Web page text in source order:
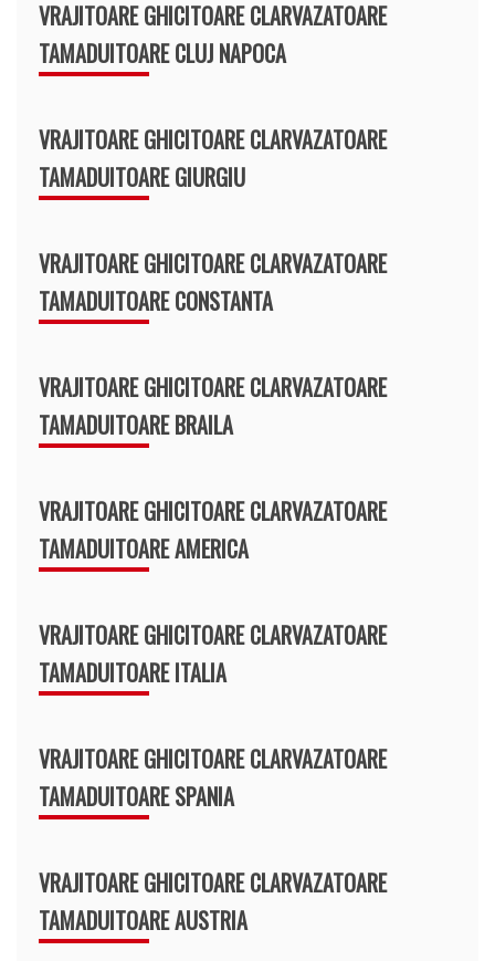
VRAJITOARE GHICITOARE CLARVAZATOARE
TAMADUITOARE CLUJ NAPOCA
VRAJITOARE GHICITOARE CLARVAZATOARE
TAMADUITOARE GIURGIU
VRAJITOARE GHICITOARE CLARVAZATOARE
TAMADUITOARE CONSTANTA
VRAJITOARE GHICITOARE CLARVAZATOARE
TAMADUITOARE BRAILA
VRAJITOARE GHICITOARE CLARVAZATOARE
TAMADUITOARE AMERICA
VRAJITOARE GHICITOARE CLARVAZATOARE
TAMADUITOARE ITALIA
VRAJITOARE GHICITOARE CLARVAZATOARE
TAMADUITOARE SPANIA
VRAJITOARE GHICITOARE CLARVAZATOARE
TAMADUITOARE AUSTRIA